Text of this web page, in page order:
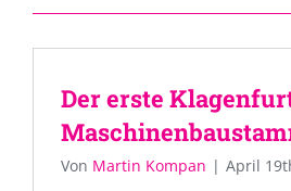
Der erste
Von Martin Kompan | April